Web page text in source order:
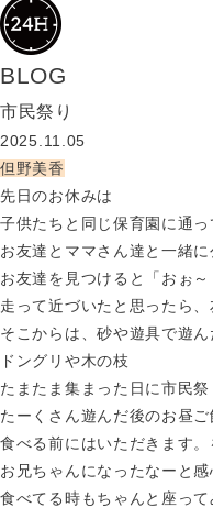
BLOG
市民祭り
2025.11.05
但野美香
先日のお休みは
子供たちと同じ保育園に通っ
お友達とママさん達と一緒
お友達を見つけると「おぉ～
走って近づいたと思ったら
そこからは、砂や遊具で遊ん
ドングリや木の枝
たまたま集まった日に市民祭
たーくさん遊んだ後のお昼
食べる前にはいただきます
お兄ちゃんになったなーと感
食べてる時もちゃんと座っ